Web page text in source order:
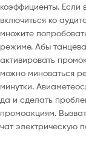
коэффициенты. Если
включиться ко
множите
режиме. Абы
активировать
можно миноваться
минутки.
да и сделать
промоакциям.
чат электрическую